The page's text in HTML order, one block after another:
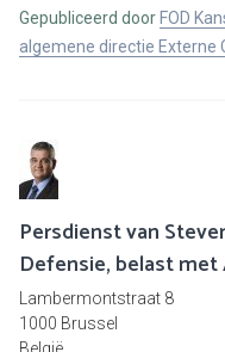
Gepubliceerd door FOD
algemene directie Externe
Persdienst van
Defensie, belast
Lambermontstraat 8
1000 Brussel